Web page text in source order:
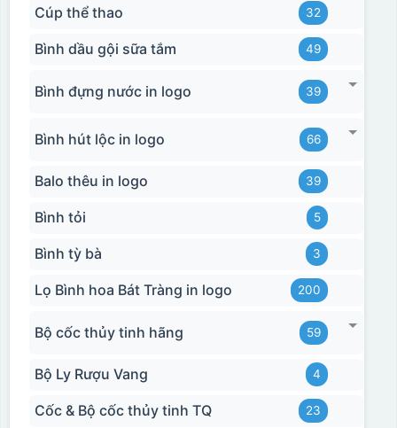
Cúp thể thao 32
Bình dầu gội sữa tắm 49
Bình đựng nước in logo 39
Bình hút lộc in logo 66
Balo thêu in logo 39
Bình tỏi 5
Bình tỳ bà 3
Lọ Bình hoa Bát Tràng in logo 200
Bộ cốc thủy tinh hãng 59
Bộ Ly Rượu Vang 4
Cốc & Bộ cốc thủy tinh TQ 23